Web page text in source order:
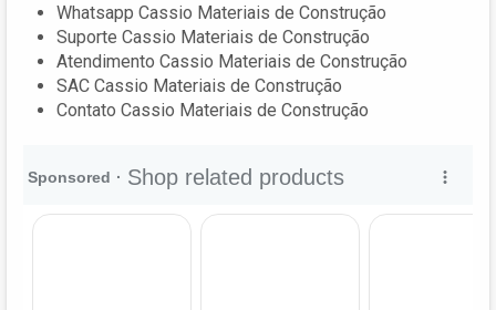
Whatsapp Cassio Materiais de Construção
Suporte Cassio Materiais de Construção
Atendimento Cassio Materiais de Construção
SAC Cassio Materiais de Construção
Contato Cassio Materiais de Construção